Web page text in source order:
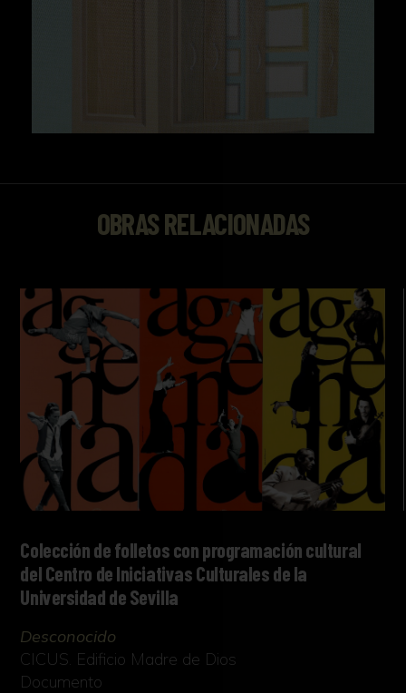
OBRAS RELACIONADAS
Colección de folletos con programación cultural
del Centro de Iniciativas Culturales de la
Universidad de Sevilla
Desconocido
CICUS. Edificio Madre de Dios
Documento